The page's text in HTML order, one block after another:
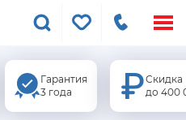
Гарантия
3 года
Скидка
до 400